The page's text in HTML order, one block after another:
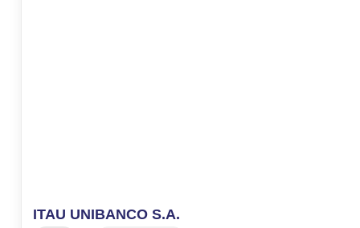
ITAU UNIBANCO S.A.